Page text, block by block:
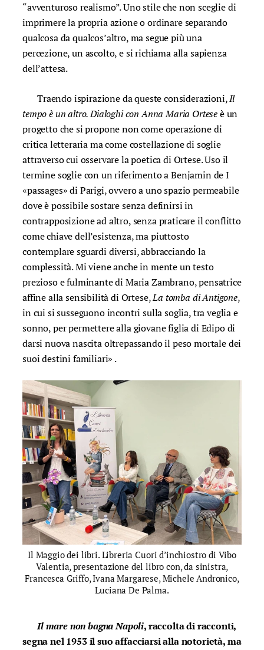
“avventuroso realismo”. Uno stile che non sceglie di
imprimere la propria azione o ordinare separando
qualcosa da qualcos’altro, ma segue più una
percezione, un ascolto, e si richiama alla sapienza
dell’attesa.
Traendo ispirazione da queste considerazioni,Il
tempo è un altro. Dialoghi con Anna Maria Orteseè un
progetto che si propone non come operazione di
critica letteraria ma come costellazione di soglie
attraverso cui osservare la poetica di Ortese. Uso il
termine soglie con un riferimento a Benjamin de I
«passages» di Parigi, ovvero a uno spazio permeabile
dove è possibile sostare senza definirsi in
contrapposizione ad altro, senza praticare il conflitto
come chiave dell’esistenza, ma piuttosto
contemplare sguardi diversi, abbracciando la
complessità. Mi viene anche in mente un testo
prezioso e fulminante di Maria Zambrano, pensatrice
affine alla sensibilità di Ortese,La tomba di Antigone,
in cui si susseguono incontri sulla soglia, tra veglia e
sonno, per permettere alla giovane figlia di Edipo di
darsi nuova nascita oltrepassando il peso mortale dei
suoi destini familiari» .
Il Maggio dei libri. Libreria Cuori d’inchiostro di Vibo
Valentia, presentazione del libro con, da sinistra,
Francesca Griffo, Ivana Margarese, Michele Andronico,
Luciana De Palma.
Il mare non bagna Napoli, raccolta di racconti,
segna nel 1953 il suo affacciarsi alla notorietà, ma